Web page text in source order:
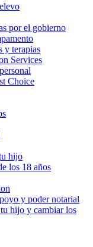
por el gobierno
y terapias
Services
Choice
hijo
los 18 años
y poder notarial
hijo y cambiar los